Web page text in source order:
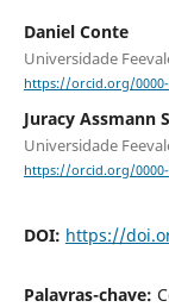
Daniel Conte
Universidade
https://orcid.org/0000-
Juracy Assmann
Universidade
https://orcid.org/0000-
DOI: https://
Palavras-chave: